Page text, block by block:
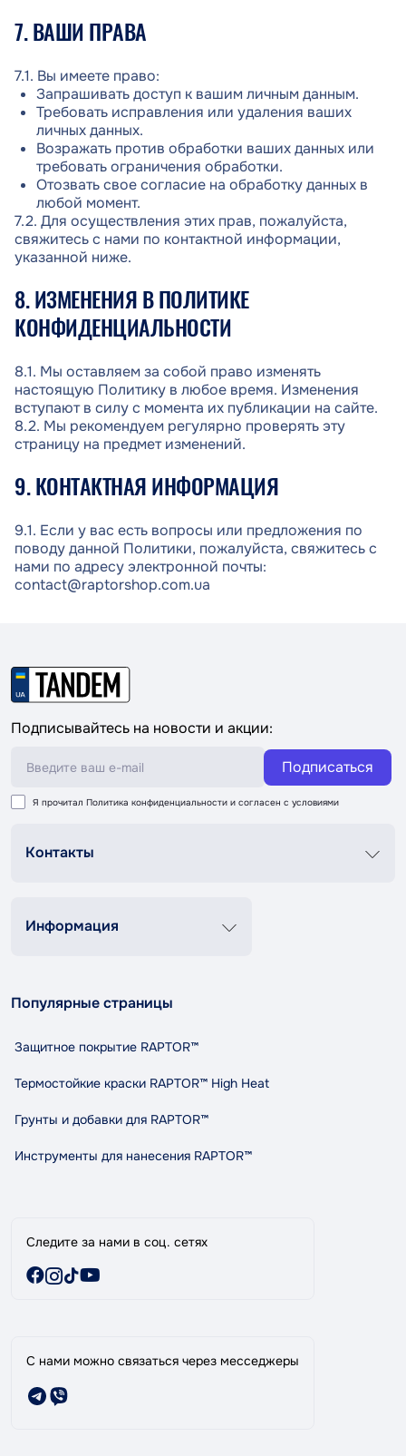
7. ВАШИ ПРАВА
7.1. Вы имеете право:
Запрашивать доступ к вашим личным данным.
Требовать исправления или удаления ваших
личных данных.
Возражать против обработки ваших данных или
требовать ограничения обработки.
Отозвать свое согласие на обработку данных в
любой момент.
7.2. Для осуществления этих прав, пожалуйста,
свяжитесь с нами по контактной информации,
указанной ниже.
8. ИЗМЕНЕНИЯ В ПОЛИТИКЕ
КОНФИДЕНЦИАЛЬНОСТИ
8.1. Мы оставляем за собой право изменять
настоящую Политику в любое время. Изменения
вступают в силу с момента их публикации на сайте.
8.2. Мы рекомендуем регулярно проверять эту
страницу на предмет изменений.
9. КОНТАКТНАЯ ИНФОРМАЦИЯ
9.1. Если у вас есть вопросы или предложения по
поводу данной Политики, пожалуйста, свяжитесь с
нами по адресу электронной почты:
contact@raptorshop.com.ua
Подписывайтесь на новости и акции:
Подписаться
Я прочитал Политика конфиденциальности и согласен с условиями
Контакты
Сб-Вс 9:00-18:00
Информация
Доставка и оплата
Политика конфиденциальности
Правила и условия пользования
Индикативный расход RAPTOR
Бренды
Популярные страницы
Защитное покрытие RAPTOR™
Термостойкие краски RAPTOR™ High Heat
Грунты и добавки для RAPTOR™
Инструменты для нанесения RAPTOR™
Следите за нами в соц. сетях
С нами можно связаться через месседжеры